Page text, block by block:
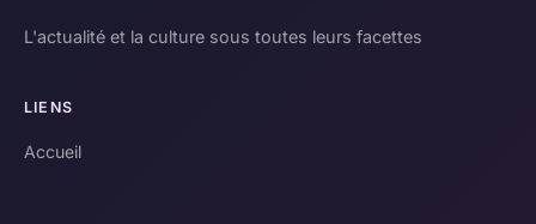
L'actualité et la culture sous toutes leurs facettes
LIENS
Accueil